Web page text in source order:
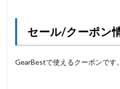
セール/クーポン
GearBestで使えるクーポンです。